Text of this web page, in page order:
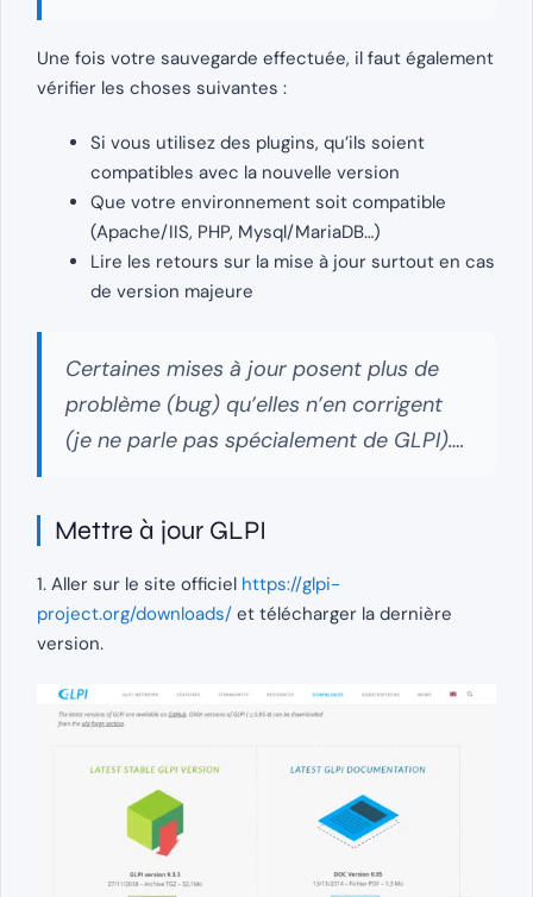
Une fois votre sauvegarde effectuée, il faut également
vérifier les choses suivantes :
Si vous utilisez des plugins, qu’ils soient
compatibles avec la nouvelle version
Que votre environnement soit compatible
(Apache/IIS, PHP, Mysql/MariaDB…)
Lire les retours sur la mise à jour surtout en cas
de version majeure
Certaines mises à jour posent plus de
problème (bug) qu’elles n’en corrigent
(je ne parle pas spécialement de GLPI)….
Mettre à jour GLPI
1. Aller sur le site officiel https://glpi-
project.org/downloads/ et télécharger la dernière
version.